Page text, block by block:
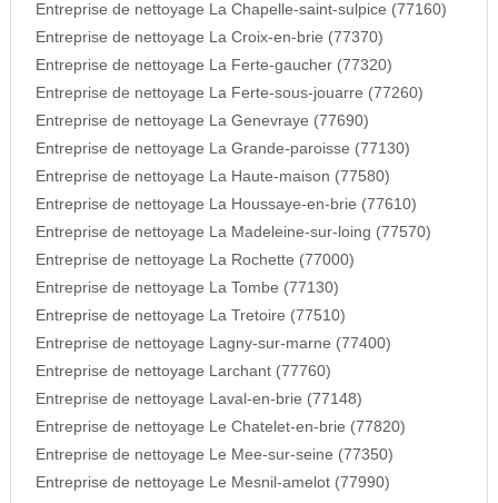
Entreprise de nettoyage La Chapelle-saint-sulpice (77160)
Entreprise de nettoyage La Croix-en-brie (77370)
Entreprise de nettoyage La Ferte-gaucher (77320)
Entreprise de nettoyage La Ferte-sous-jouarre (77260)
Entreprise de nettoyage La Genevraye (77690)
Entreprise de nettoyage La Grande-paroisse (77130)
Entreprise de nettoyage La Haute-maison (77580)
Entreprise de nettoyage La Houssaye-en-brie (77610)
Entreprise de nettoyage La Madeleine-sur-loing (77570)
Entreprise de nettoyage La Rochette (77000)
Entreprise de nettoyage La Tombe (77130)
Entreprise de nettoyage La Tretoire (77510)
Entreprise de nettoyage Lagny-sur-marne (77400)
Entreprise de nettoyage Larchant (77760)
Entreprise de nettoyage Laval-en-brie (77148)
Entreprise de nettoyage Le Chatelet-en-brie (77820)
Entreprise de nettoyage Le Mee-sur-seine (77350)
Entreprise de nettoyage Le Mesnil-amelot (77990)